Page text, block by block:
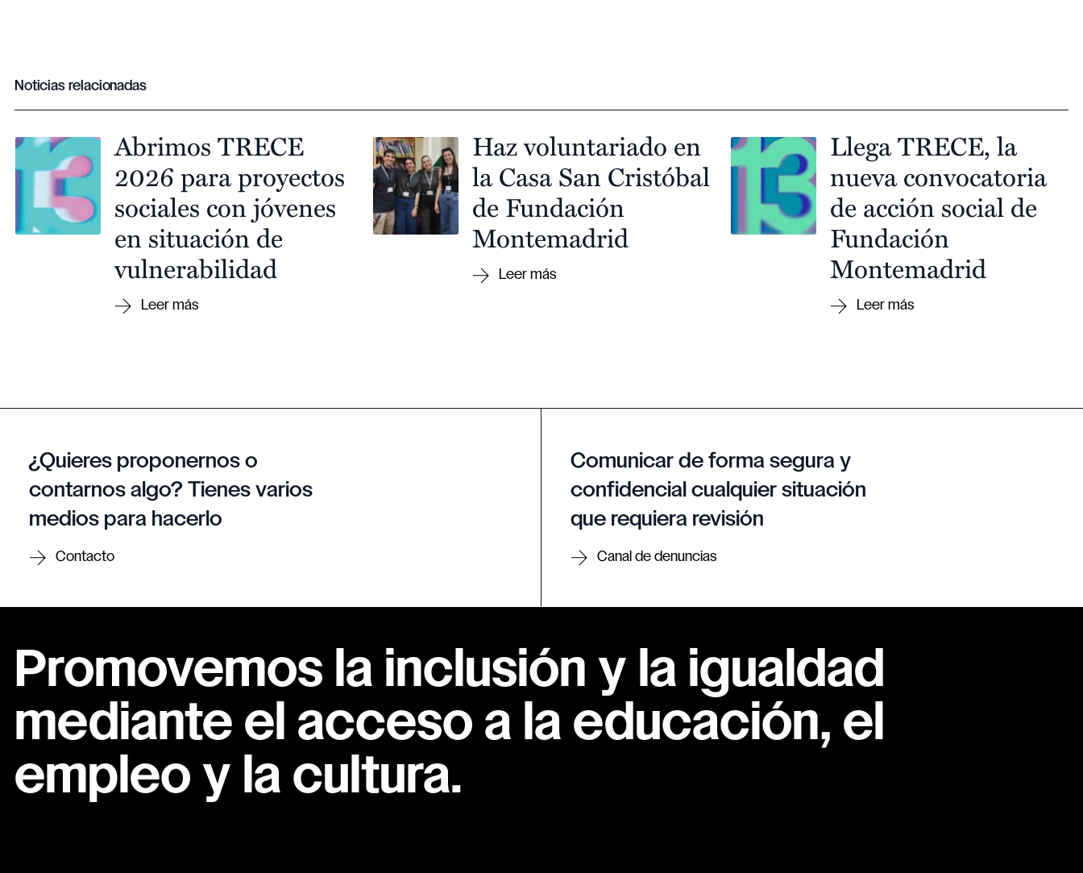
Noticias relacionadas
Abrimos TRECE
2026 para proyectos
sociales con jóvenes
en situación de
vulnerabilidad
Haz voluntariado en
la Casa San Cristóbal
de Fundación
Montemadrid
Llega TRECE, la
nueva convocatoria
de acción social de
Fundación
Montemadrid
¿Quieres proponernos o
contarnos algo? Tienes varios
medios para hacerlo
Contacto
Comunicar de forma segura y
confidencial cualquier situación
que requiera revisión
Canal de denuncias
Promovemos la inclusión y la igualdad
mediante el acceso a la educación, el
empleo y la cultura.